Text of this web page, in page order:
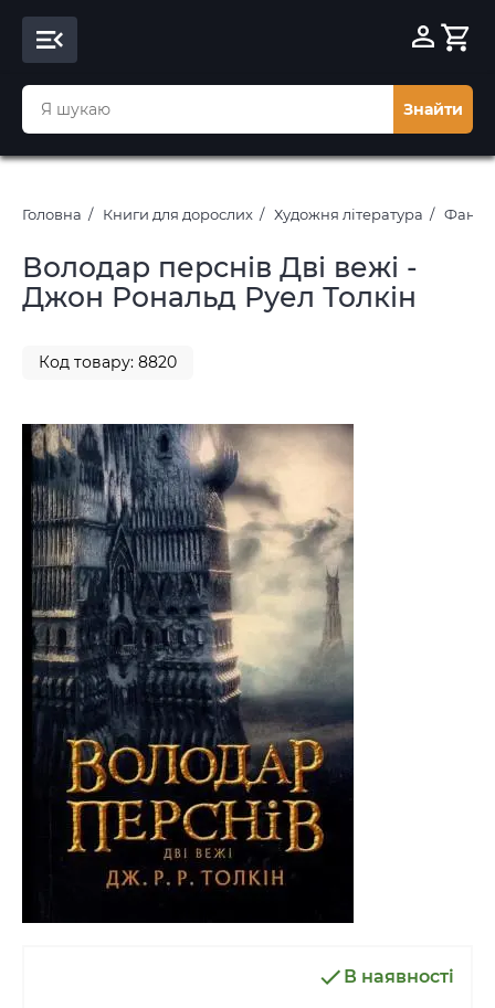
Знайти
Головна Книги для дорослих Художня література
Володар перснів Дві вежі -
Джон Рональд Руел Толкін
Код товару: 8820
В наявності